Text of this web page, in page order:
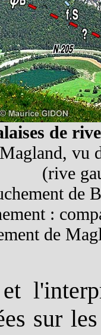
de
vu
(rive
de
:
de
sur